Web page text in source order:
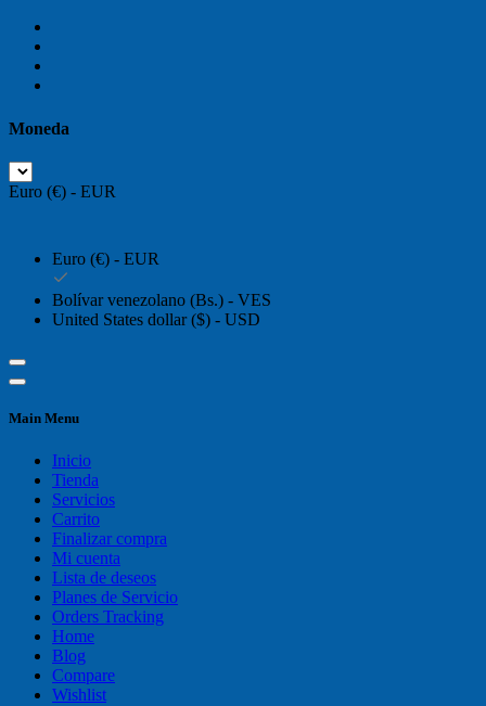
Moneda
Euro (€) - EUR
Euro (€) - EUR
Bolívar venezolano (Bs.) - VES
United States dollar ($) - USD
Main Menu
Inicio
Tienda
Servicios
Carrito
Finalizar compra
Mi cuenta
Lista de deseos
Planes de Servicio
Orders Tracking
Home
Blog
Compare
Wishlist